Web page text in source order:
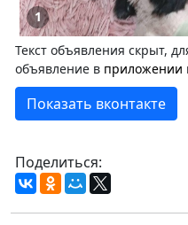
1
Текст объявления скрыт,
объявление в приложении
Показать вконтакте
Поделиться: